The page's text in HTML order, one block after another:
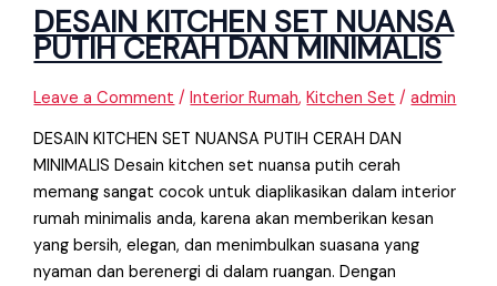
DESAIN KITCHEN SET NUANSA
PUTIH CERAH DAN MINIMALIS
Leave a Comment /Interior Rumah,Kitchen Set /admin
DESAIN KITCHEN SET NUANSA PUTIH CERAH DAN
MINIMALIS Desain kitchen set nuansa putih cerah
memang sangat cocok untuk diaplikasikan dalam interior
rumah minimalis anda, karena akan memberikan kesan
yang bersih, elegan, dan menimbulkan suasana yang
nyaman dan berenergi di dalam ruangan. Dengan